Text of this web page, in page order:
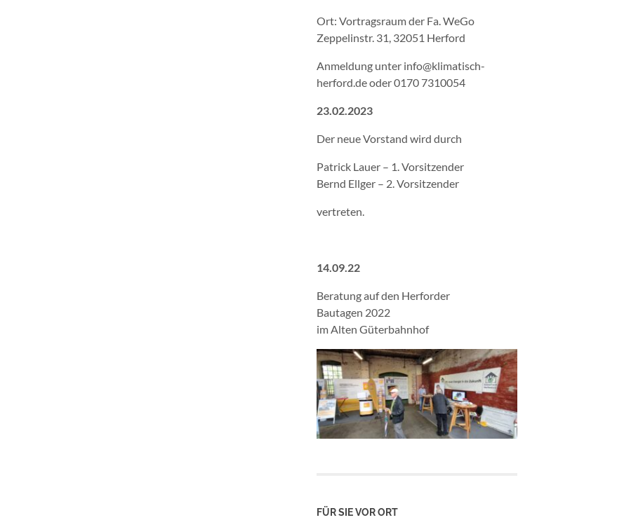
Ort: Vortragsraum der Fa. WeGo
Zeppelinstr. 31, 32051 Herford
Anmeldung unter info@klimatisch-
herford.de oder 0170 7310054
23.02.2023
Der neue Vorstand wird durch
Patrick Lauer – 1. Vorsitzender
Bernd Ellger – 2. Vorsitzender
vertreten.
14.09.22
Beratung auf den Herforder
Bautagen 2022
im Alten Güterbahnhof
FÜR SIE VOR ORT